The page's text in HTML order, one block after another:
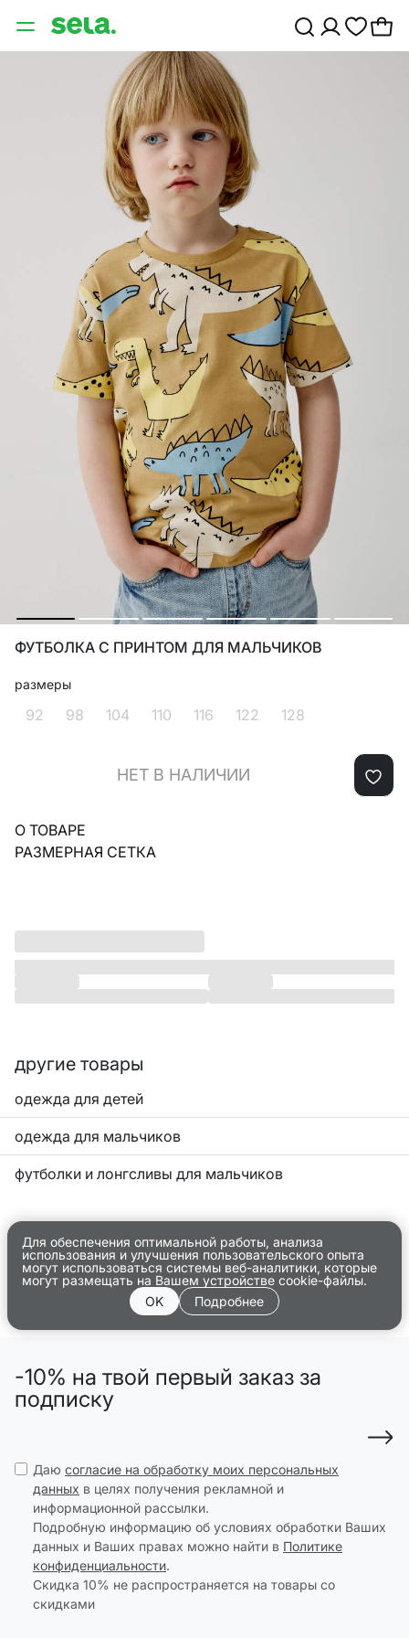
ФУТБОЛКА С ПРИНТОМ ДЛЯ МАЛЬЧИКОВ
размеры
92 98 104 110 116 122 128
НЕТ В НАЛИЧИИ
О ТОВАРЕ
РАЗМЕРНАЯ СЕТКА
другие товары
одежда для детей
одежда для мальчиков
футболки и лонгсливы для мальчиков
Для обеспечения оптимальной работы, анализа
использования и улучшения пользовательского опыта
могут использоваться системы веб-аналитики, которые
могут размещать на Вашем устройстве cookie-файлы.
OK
Подробнее
-10% на твой первый заказ за
подписку
Даю согласие на обработку моих персональных
данных в целях получения рекламной и
информационной рассылки.
Подробную информацию об условиях обработки Ваших
данных и Ваших правах можно найти в Политике
конфиденциальности.
Скидка 10% не распространяется на товары со
скидками